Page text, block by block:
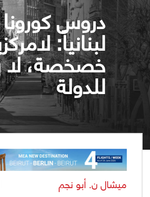
دروس كورونا
لبنانياً:
خصخصة، لا
للدولة
ميشال ن. أبو نجم